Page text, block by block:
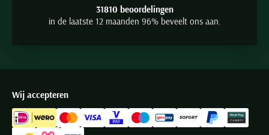
31810 beoordelingen
in de laatste 12 maanden 96% beveelt ons aan.
Wij accepteren